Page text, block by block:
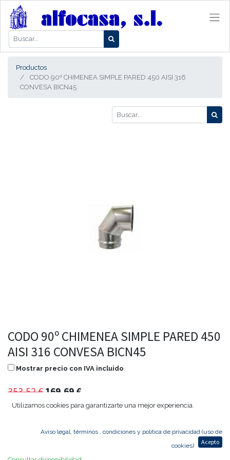
Productos
CODO 90º CHIMENEA SIMPLE PARED 450 AISI 316
CONVESA BICN45
CODO 90º CHIMENEA SIMPLE PARED 450
AISI 316 CONVESA BICN45
Mostrar precio con IVA incluido
353,52€ 169,69 €
Agregar al carrito
Utilizamos cookies para garantizarte una mejor experiencia.
Aviso legal, términos , condiciones y política de privacidad (uso de
cookies)
Acepto